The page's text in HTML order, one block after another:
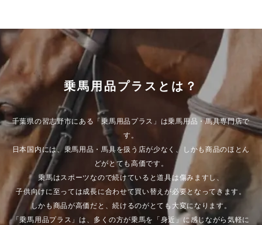
乗馬用品プラスとは？
千葉県の習志野市にある「乗馬用品プラス」は乗馬用品・馬具専門店で
す。
日本国内には、乗馬用品・馬具を扱う店が少なく、しかも商品のほとん
どがとても高価です。
乗馬はスポーツなので続けていると道具は傷みますし、
子供向けに至っては成長に合わせて買い替えが必要となってきます。
しかも商品が高価だと、続けるのがとても大変になります。
「乗馬用品プラス」は、多くの方が乗馬を「身近」に感じながら気軽に